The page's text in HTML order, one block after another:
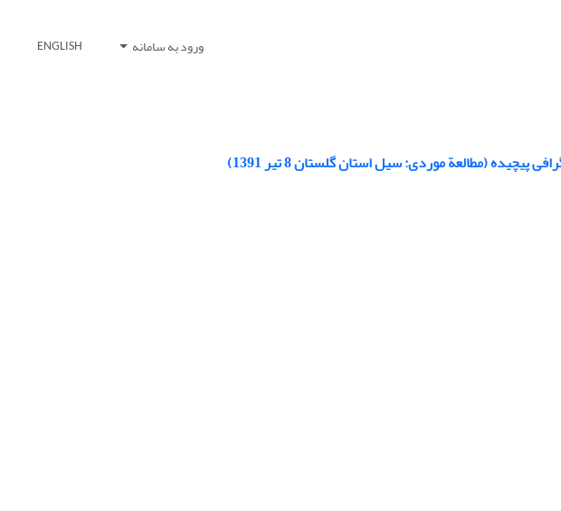
ورود به سامانه ENGLISH
(مطالعة موردی: سیل استان گلستان 8 تیر 1391)